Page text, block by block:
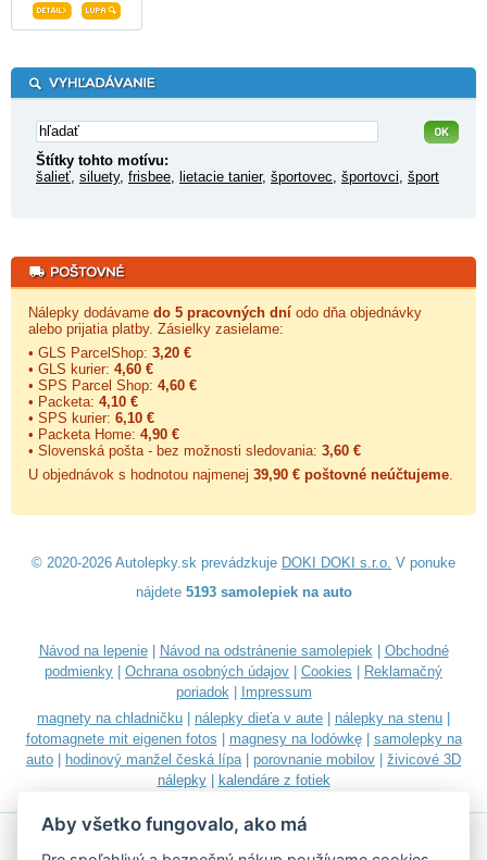
Štítky tohto motívu:
šalieť siluety, frisbee lietacie tanier, športovec športovci šport
Nálepky dodávame do 5 pracovných dní odo dňa objednávky
alebo prijatia platby. Zásielky zasielame:
• GLS ParcelShop: 3,20 €
• GLS kurier: 4,60 €
• SPS Parcel Shop: 4,60 €
• Packeta: 4,10 €
• SPS kurier: 6,10 €
• Packeta Home: 4,90 €
• Slovenská pošta - bez možnosti sledovania: 3,60 €
U objednávok s hodnotou najmenej 39,90 € poštovné neúčtujeme
© 2020-2026 Autolepky.sk prevádzkuje DOKI DOKI s.r.o. V ponuke
nájdete 5193 samolepiek na auto
Návod na lepenie| Návod na odstránenie samolepiek| Obchodné
podmienky
Ochrana osobných údajov Cookies
Reklamačný
poriadok|
Impressum
magnety na chladničku
nálepky dieťa v aute nálepky na stenu
fotomagnete mit eigenen fotos
magnesy na lodówkę| samolepky na
auto
hodinový manžel česká lípa| porovnanie mobilov
živicové 3D
nálepky| kalendáre z fotiek
Aby všetko fungovalo, ako má